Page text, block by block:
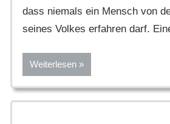
dass niemals ein Mensch von
seines Volkes erfahren darf.
Weiterlesen